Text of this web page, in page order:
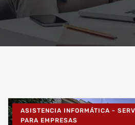
ASISTENCIA INFORMÁTICA -
PARA EMPRESAS